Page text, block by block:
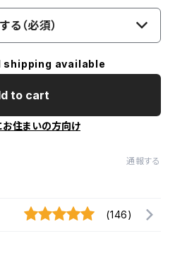
る（必須）
available
to cart
お住まいの方向け
通報する
(146)